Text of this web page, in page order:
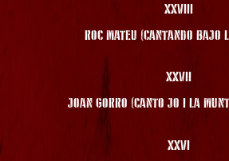
XXVIII
ROC MATEU (CANTANDO BAJO
XXVII
JOAN GORRO (CANTO JO I LA
XXVI